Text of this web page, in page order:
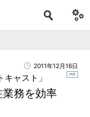
2011年12月16日
務を効率
ャスト」